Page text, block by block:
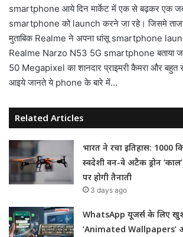
smartphone आये दिन मार्केट में एक से बढ़कर एक
smartphone को launch करने जा रहे। जिसमे ताजा
मुताबिक Realme ने अपना धांसू smartphone
Realme Narzo N53 5G smartphone बताया
50 Megapixel का शानदार प्राइमरी कैमरा और बहुत
आइये जानते ये phone के बारे में…
Related Articles
भारत ने रचा इतिहास: 1000
स्वदेशी वन-वे अटैक ड्रोन
पर होगी तैनाती
3 days ago
WhatsApp यूजर्स के लिए
‘Animated Wallpapers’